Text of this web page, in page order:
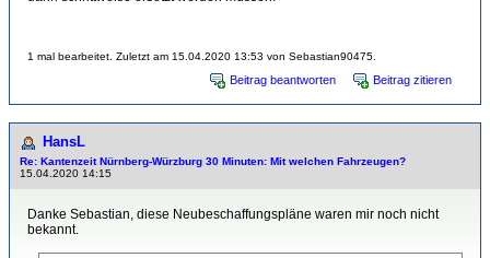
1 mal bearbeitet. Zuletzt am 15.04.2020 13:53 von Sebastian90475.
Beitrag beantworten Beitrag zitieren
HansL
Re: Kantenzeit Nürnberg-Würzburg 30 Minuten: Mit welchen Fahrzeugen?
15.04.2020 14:15
Danke Sebastian, diese Neubeschaffungspläne waren mir noch nicht
bekannt.